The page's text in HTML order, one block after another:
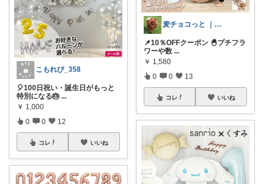
こもれび_358
🎈100日祝い・誕生日がもっと
特別になる🎂 ...
￥ 1,000
0 0 12
コレ いいね
麦チョコっと ｜ キッズ＆ベビー 夏
📌10％OFFクーポン 🐣プチフラ
ワーや数 ...
￥ 1,580
0 0 13
コレ いいね